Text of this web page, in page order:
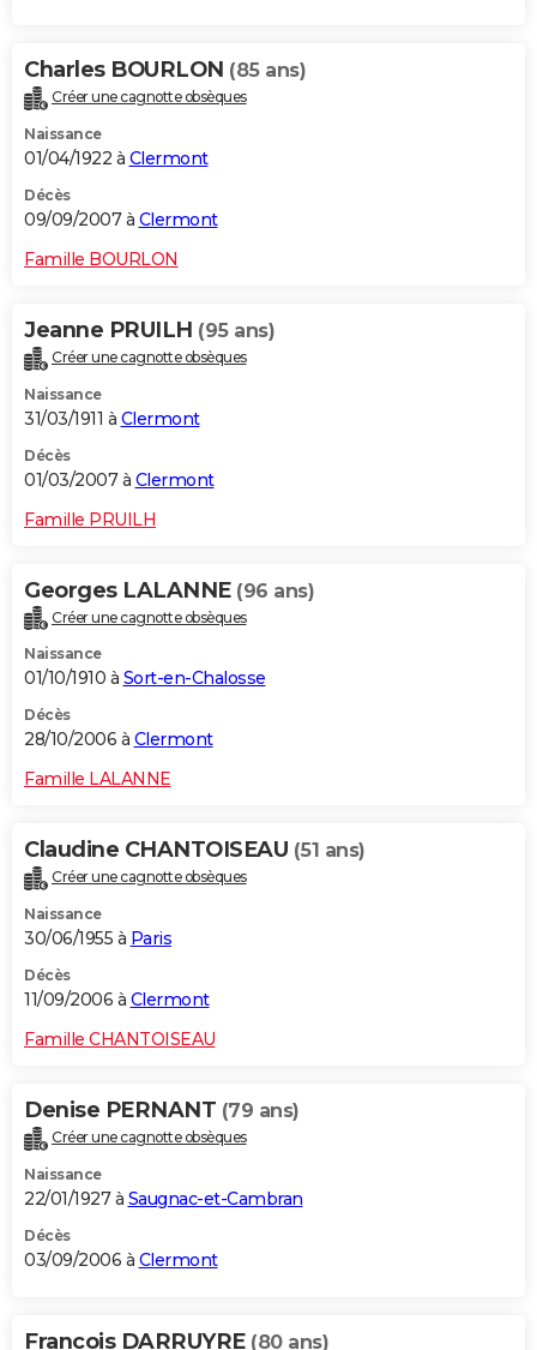
Charles BOURLON (85 ans)
Créer une cagnotte obsèques
Naissance
01/04/1922 à Clermont
Décès
09/09/2007 à Clermont
Famille BOURLON
Jeanne PRUILH (95 ans)
Créer une cagnotte obsèques
Naissance
31/03/1911 à Clermont
Décès
01/03/2007 à Clermont
Famille PRUILH
Georges LALANNE (96 ans)
Créer une cagnotte obsèques
Naissance
01/10/1910 à Sort-en-Chalosse
Décès
28/10/2006 à Clermont
Famille LALANNE
Claudine CHANTOISEAU (51 ans)
Créer une cagnotte obsèques
Naissance
30/06/1955 à Paris
Décès
11/09/2006 à Clermont
Famille CHANTOISEAU
Denise PERNANT (79 ans)
Créer une cagnotte obsèques
Naissance
22/01/1927 à Saugnac-et-Cambran
Décès
03/09/2006 à Clermont
Francois DARRUYRE (80 ans)